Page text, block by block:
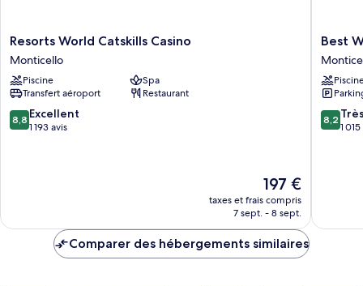
Resorts
World
Catskills
Casino
Monticello
Resorts World Catskills Casino
Monticello
Piscine
Spa
Transfert aéroport
Restaurant
8.8
sur
8,8 Excellent
1 193 avis
Le
nouveau
prix
de
197 €
taxes et frais compris
7 sept. - 8 sept.
Best
Western
Best
8.2
sur
8,2
1
Comparer des hébergements similaires